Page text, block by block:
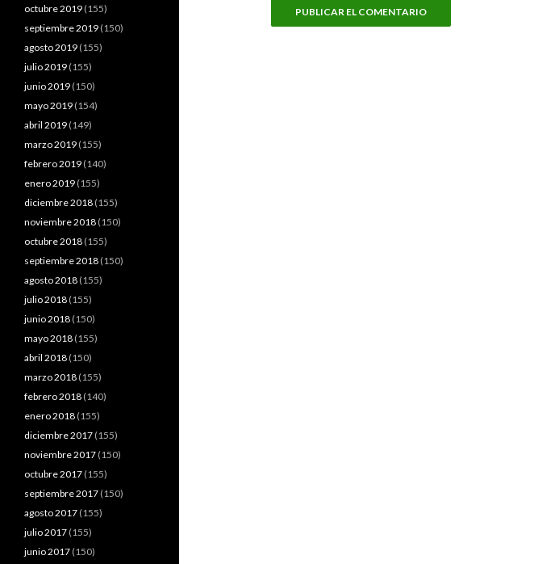
octubre 2019 (155)
septiembre 2019 (150)
agosto 2019 (155)
julio 2019 (155)
junio 2019 (150)
mayo 2019 (154)
abril 2019 (149)
marzo 2019 (155)
febrero 2019 (140)
enero 2019 (155)
diciembre 2018 (155)
noviembre 2018 (150)
octubre 2018 (155)
septiembre 2018 (150)
agosto 2018 (155)
julio 2018 (155)
junio 2018 (150)
mayo 2018 (155)
abril 2018 (150)
marzo 2018 (155)
febrero 2018 (140)
enero 2018 (155)
diciembre 2017 (155)
noviembre 2017 (150)
octubre 2017 (155)
septiembre 2017 (150)
agosto 2017 (155)
julio 2017 (155)
junio 2017 (150)